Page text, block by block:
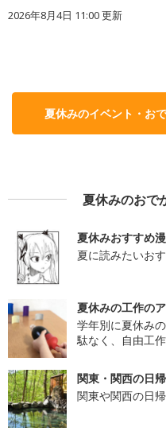
2026年8月4日 11:00更新
夏休みのイベント・お
夏休みのおで
夏休みおすすめ
夏に読みたいお
夏休みの工作の
学年別に夏休み
駄なく、自由工
関東・関西の日
関東や関西の日